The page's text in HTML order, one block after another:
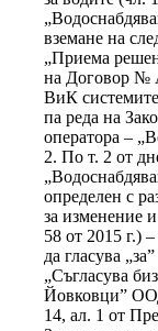
вземане на
„Приема
на Договор №
ВиК
па реда на
оператора –
2. По т. 2 от
определен с
за изменение
58 от 2015 г.)
да гласува
„Съгласува
Йовковци”
14, ал. 1 от